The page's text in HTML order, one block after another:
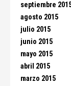
septiembre
agosto 2015
julio 2015
junio 2015
mayo 2015
abril 2015
marzo 2015